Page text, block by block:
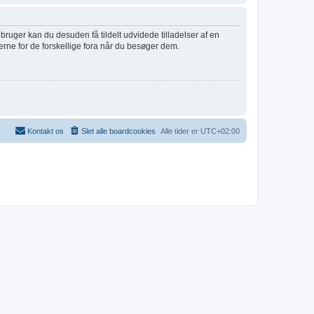
kan du desuden få tildelt udvidede tilladelser af en
for de forskellige fora når du besøger dem.
Alle tider er UTC+02:00
Slet alle boardcookies
Kontakt os